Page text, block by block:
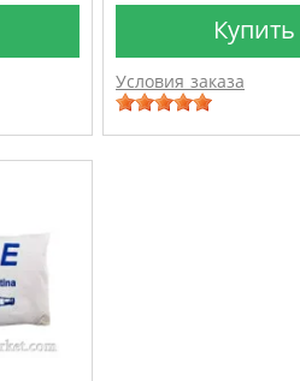
Купить
Условия заказа